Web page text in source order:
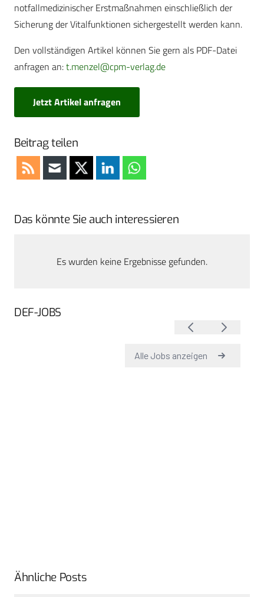
notfallmedizinischer Erstmaßnahmen einschließlich der
Sicherung der Vitalfunktionen sichergestellt werden kann.
Den vollständigen Artikel können Sie gern als PDF-Datei
anfragen an:t.menzel@cpm-verlag.de
Jetzt Artikel anfragen
Beitrag teilen
Das könnte Sie auch interessieren
Es wurden keine Ergebnisse gefunden.
DEF-JOBS
Ähnliche Posts